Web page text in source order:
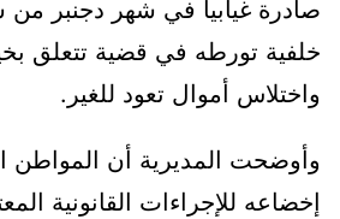
خلفية تورطه في قضية تتعلق
واختلاس أموال تعود للغير.
وأوضحت المديرية أن المواطن
إخضاعه للإجراءات القانونية